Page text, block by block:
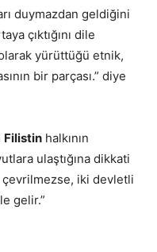
duymazdan geldiğini
çıktığını dile
yürüttüğü etnik,
bir parçası.” diye
Filistin halkının
ulaştığına dikkati
iki devletli
gelir.”